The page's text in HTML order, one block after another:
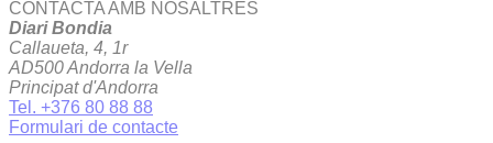
CONTACTA AMB NOSALTRES
Diari Bondia
Callaueta, 4, 1r
AD500 Andorra la Vella
Principat d'Andorra
Tel. +376 80 88 88
Formulari de contacte